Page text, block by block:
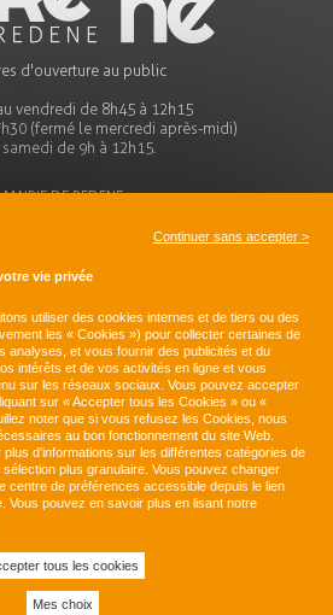
d'ouverture au public
vendredi de 8h45 à 12h15
(fermé le mercredi après-midi)
de 9h à 12h15.
MAIRIE DE REDENE
: 02 98 96 70 44
SITUER
à 15 km au Nord-Ouest de Lorient la plus
et à 10 km du littoral et au cœur de la
du Pays de Quimperlé, la commune de
identité grâce à l’attachement de ses
leur commune et à son patrimoine
et naturel.
vie privée
utiliser des cookies internes et de tiers ou des
les « Cookies ») pour collecter certaines de
analyses, et vous fournir des publicités et du
intérêts et de vos activités en ligne et vous
sur les réseaux sociaux. Vous pouvez accepter
sur « Accepter tous les Cookies » ou «
noter que si vous refusez les Cookies, nous
au bon fonctionnement du site Web.
d'informations sur les différentes catégories de
plus granulaire. Vous pouvez changer
centre de préférences accessible depuis le lien
Vous pouvez en savoir plus en lisant notre
tous les cookies
Continuer sans accepter >
Mes choix